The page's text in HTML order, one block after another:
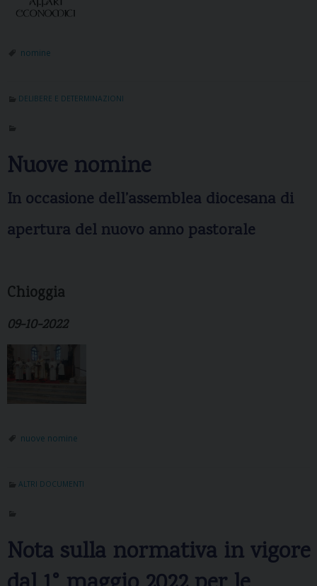
nomine
DELIBERE E DETERMINAZIONI
Nuove nomine
In occasione dell’assemblea diocesana di
apertura del nuovo anno pastorale
Chioggia
09-10-2022
nuove nomine
ALTRI DOCUMENTI
Nota sulla normativa in vigore